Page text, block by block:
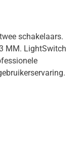
schakelaars.
MM. LightSwitch